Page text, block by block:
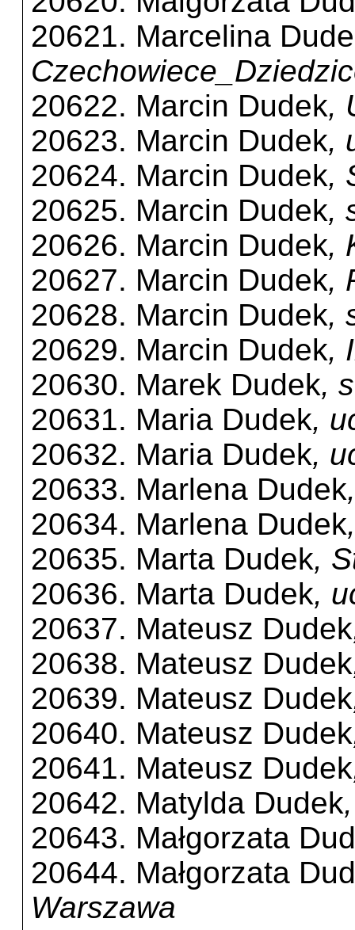
20621. Marcelina
20622. Marcin Dudek,
20623. Marcin Dudek,
20624. Marcin Dudek,
20625. Marcin Dudek,
20626. Marcin Dudek,
20627. Marcin Dudek,
20628. Marcin Dudek,
20629. Marcin Dudek,
20630. Marek Dudek,
20631. Maria Dudek,
20632. Maria Dudek,
20633. Marlena Dudek
20634. Marlena Dudek
20635. Marta Dudek,
20636. Marta Dudek,
20637. Mateusz Dudek
20638. Mateusz Dudek
20639. Mateusz Dudek
20640. Mateusz Dudek
20641. Mateusz Dudek
20642. Matylda Dudek
20643. Małgorzata
20644. Małgorzata
Warszawa